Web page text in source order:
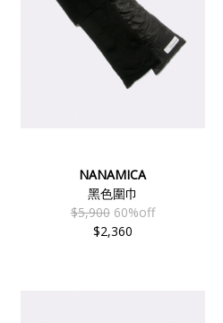
NANAMICA
黑色圍巾
$5,900 60%off
$2,360